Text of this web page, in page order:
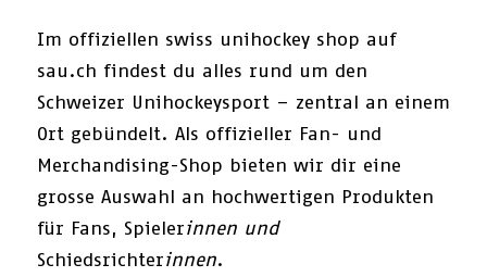
Im offiziellen swiss unihockey shop auf
sau.ch findest du alles rund um den
Schweizer Unihockeysport – zentral an einem
Ort gebündelt. Als offizieller Fan- und
Merchandising-Shop bieten wir dir eine
grosse Auswahl an hochwertigen Produkten
für Fans, Spielerinnen und
Schiedsrichterinnen.